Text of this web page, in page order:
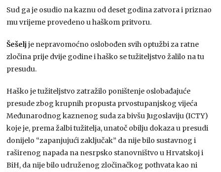
Sud ga je osudio na kaznu od deset godina zatvora i priznao
mu vrijeme provedeno u haškom pritvoru.
Šešeljje nepravomoćno oslobođen svih optužbi za ratne
zločina prije dvije godine i haško se tužiteljstvo žalilo na tu
presudu.
Haško je tužiteljstvo zatražilo poništenje oslobađajuće
presude zbog krupnih propusta prvostupanjskog vijeća
Međunarodnog kaznenog suda za bivšu Jugoslaviju (ICTY)
koje je, prema žalbi tužitelja, unatoč obilju dokaza u presudi
donijelo “zapanjujući zaključak” da nije bilo sustavnog i
raširenog napada na nesrpsko stanovništvo u Hrvatskoj i
BiH, da nije bilo udruženog zločinačkog pothvata kao ni